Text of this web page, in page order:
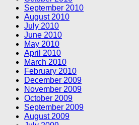
September 2010
August 2010
July 2010
June 2010
May 2010
April 2010
March 2010
February 2010
December 2009
November 2009
October 2009
September 2009
August 2009